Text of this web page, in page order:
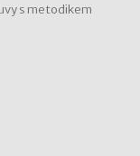
s metodikem